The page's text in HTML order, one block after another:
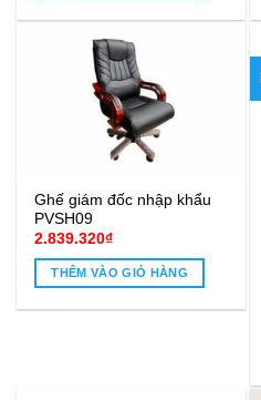
Ghế giám đốc nhập khẩu
PVSH09
2.839.320₫
THÊM VÀO GIỎ HÀNG